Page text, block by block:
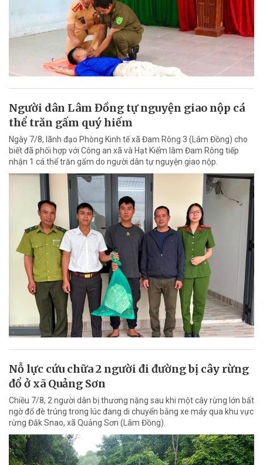
Người dân Lâm Đồng tự nguyện giao nộp cá
thể trăn gấm quý hiếm
Ngày 7/8, lãnh đạo Phòng Kinh tế xã Đam Rông 3 (Lâm Đồng) cho
biết đã phối hợp với Công an xã và Hạt Kiểm lâm Đam Rông tiếp
nhận 1 cá thể trăn gấm do người dân tự nguyện giao nộp.
Nỗ lực cứu chữa 2 người đi đường bị cây rừng
đổ ở xã Quảng Sơn
Chiều 7/8, 2 người dân bị thương nặng sau khi một cây rừng lớn bất
ngờ đổ đè trúng trong lúc đang di chuyển bằng xe máy qua khu vực
rừng Đắk Snao, xã Quảng Sơn (Lâm Đồng).